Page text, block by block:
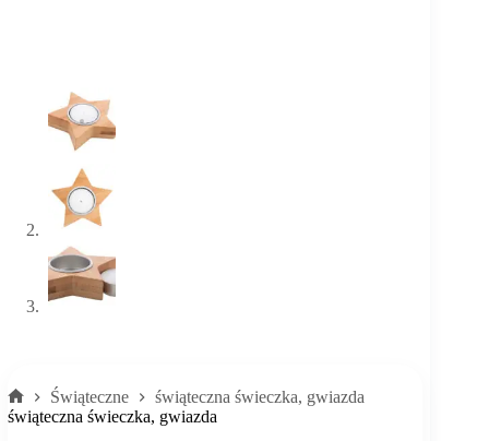
Strona
Świąteczne
świąteczna świeczka, gwiazda
świąteczna świeczka, gwiazda